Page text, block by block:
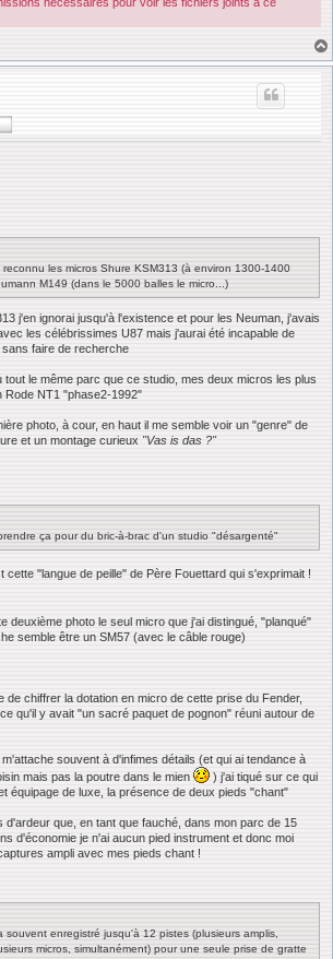
nécessaires pour voir les fichiers joints à ce
les micros Shure KSM313 (à environ 1300-1400
M149 (dans le 5000 balles le micro...)
j'en ignorai jusqu'à l'existence et pour les Neuman, j'avais
les célébrissimes U87 mais j'aurai été incapable de
faire de recherche
tout le même parc que ce studio, mes deux micros les plus
Rode NT1 "phase2-1992"
photo, à cour, en haut il me semble voir un "genre" de
et un montage curieux "Vas is das ?"
ça pour du bric-à-brac d'un studio "désargenté"
cette "langue de peille" de Père Fouettard qui s'exprimait !
deuxième photo le seul micro que j'ai distingué, "planqué"
semble être un SM57 (avec le câble rouge)
de chiffrer la dotation en micro de cette prise du Fender,
qu'il y avait "un sacré paquet de pognon" réuni autour de
souvent à d'infimes détails (et qui ai tendance à
mais pas la poutre dans le mien
) j'ai tiqué sur ce qui
équipage de luxe, la présence de deux pieds "chant"
d'ardeur que, en tant que fauché, dans mon parc de 15
d'économie je n'ai aucun pied instrument et donc moi
ampli avec mes pieds chant !
souvent enregistré jusqu'à 12 pistes (plusieurs amplis,
micros, simultanément) pour une seule prise de gratte